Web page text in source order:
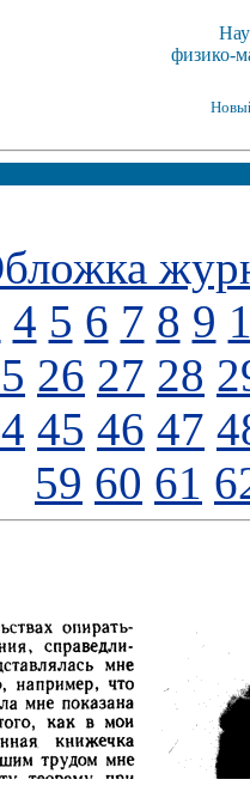
физико-
4 5 6 7 8 9
26 27 28
45 46 47
59 60 61